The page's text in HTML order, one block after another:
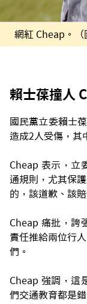
網紅 Cheap。（
賴士葆撞人
國民黨立委賴士
造成2人受傷，其
Cheap 表示，立
通規則，尤其保
的，該道歉、該
Cheap 痛批，誇
責任推給兩位行
們。
Cheap 強調，這
們交通教育都是